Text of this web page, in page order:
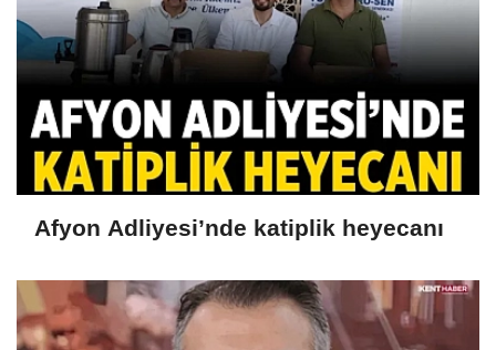
Afyon Adliyesi’nde katiplik heyecanı